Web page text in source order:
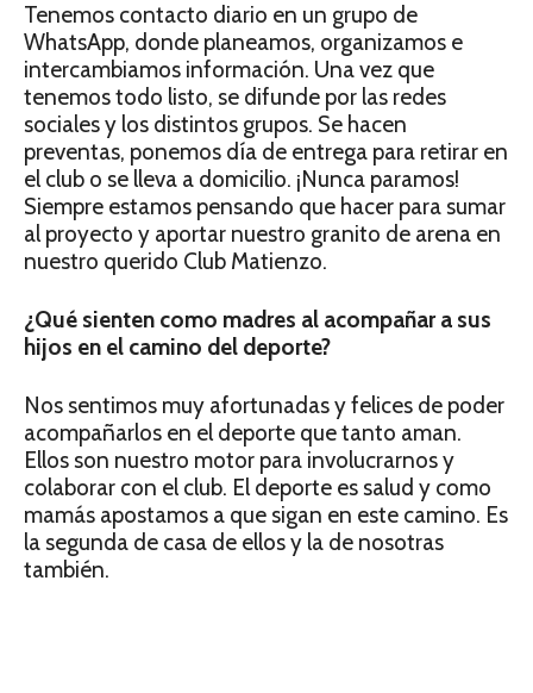
Tenemos contacto diario en un grupo de
WhatsApp, donde planeamos, organizamos e
intercambiamos información. Una vez que
tenemos todo listo, se difunde por las redes
sociales y los distintos grupos. Se hacen
preventas, ponemos día de entrega para retirar en
el club o se lleva a domicilio. ¡Nunca paramos!
Siempre estamos pensando que hacer para sumar
al proyecto y aportar nuestro granito de arena en
nuestro querido Club Matienzo.
¿Qué sienten como madres al acompañar a sus
hijos en el camino del deporte?
Nos sentimos muy afortunadas y felices de poder
acompañarlos en el deporte que tanto aman.
Ellos son nuestro motor para involucrarnos y
colaborar con el club. El deporte es salud y como
mamás apostamos a que sigan en este camino. Es
la segunda de casa de ellos y la de nosotras
también.